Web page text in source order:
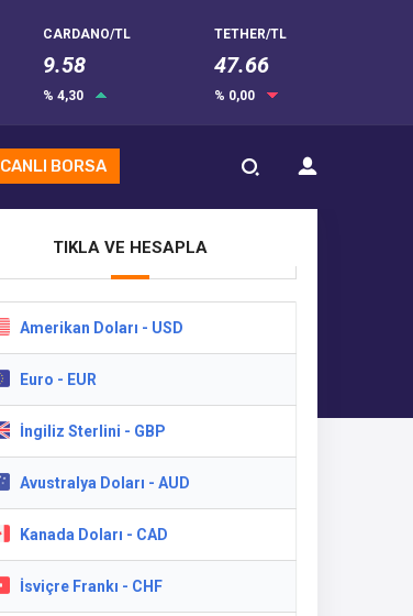
CARDANO/TL
9.58
% 4,30
TETHER/TL
47.66
% 0,00
CANLI BORSA
TIKLA VE HESAPLA
Amerikan Doları - USD
Euro - EUR
İngiliz Sterlini - GBP
Avustralya Doları - AUD
Kanada Doları - CAD
İsviçre Frankı - CHF